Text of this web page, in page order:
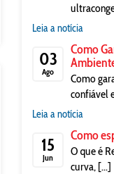
Leia a notícia
03
Ago
Como
Como
confiável
Leia a notícia
15
Jun
Como
O que é
curva, [...]